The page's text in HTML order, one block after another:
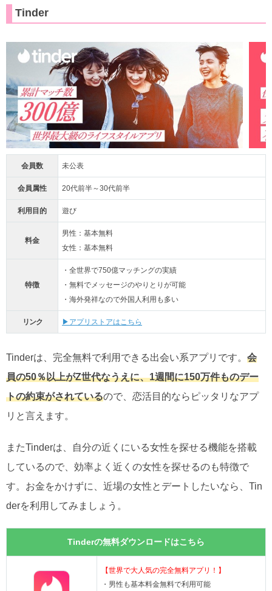
Tinder
会員数 未公表
会員属性 20代前半～30代前半
利用目的 遊び
料金
男性：基本無料
女性：基本無料
特徴
・全世界で750億マッチングの実績
・無料でメッセージのやりとりが可能
・海外発祥なので外国人利用も多い
リンク ▶アプリストアはこちら
Tinderは、完全無料で利用できる出会い系アプリです。 会
員の50％以上がZ世代なうえに、1週間に150万件ものデー
トの約束がされているので、恋活目的ならピッタリなアプ
リと言えます。
またTinderは、自分の近くにいる女性を探せる機能を搭載
しているので、効率よく近くの女性を探せるのも特徴で
す。お金をかけずに、近場の女性とデートしたいなら、Tin
derを利用してみましょう。
Tinderの無料ダウンロードはこちら
【世界で大人気の完全無料アプリ！】
・男性も基本料金無料で利用可能